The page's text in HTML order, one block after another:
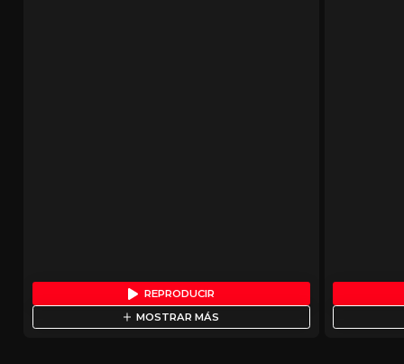
REPRODUCIR
MOSTRAR MÁS